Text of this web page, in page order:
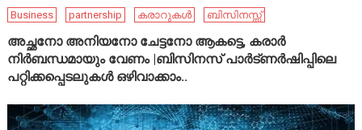
Business partnership കരാറുകൾ ബിസിനസ്സ്
അച്ഛനോ അനിയനോ ചേട്ടനോ ആകട്ടെ, കരാർ
നിർബന്ധമായും വേണം |ബിസിനസ് പാർട്ണർഷിപ്പിലെ
പറ്റിക്കപ്പെടലുകൾ ഒഴിവാക്കാം..